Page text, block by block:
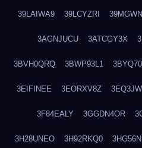
39LAIWA9 39LCYZRI
3AGNJUCU 3ATCGY3X
3BVH0QRQ 3BWP93L1
3EIFINEE 3EORXV8Z
3F84EALY 3GGDN4OR
3H28UNEO 3H92RKQ0